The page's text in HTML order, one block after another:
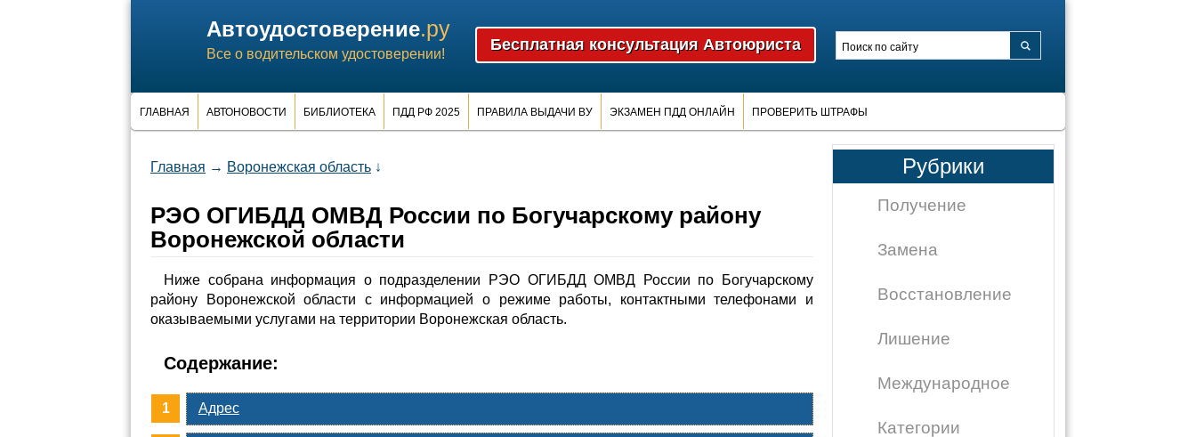
Автоудостоверение.ру
Все о водительском удостоверении!
ГЛАВНАЯ АВТОНОВОСТИ БИБЛИОТЕКА ПДД РФ 2025 ПРАВИЛА ВЫДАЧИ ВУ ЭКЗАМЕН ПДД ОНЛАЙН ПРОВЕРИТЬ ШТРАФЫ
Главная → Воронежская область ↓
РЭО ОГИБДД ОМВД России по Богучарскому району
Воронежской области
Ниже собрана информация о подразделении РЭО ОГИБДД ОМВД России по Богучарскому
району Воронежской области с информацией о режиме работы, контактными телефонами и
оказываемыми услугами на территории Воронежская область.
Содержание:
Адрес
Рубрики
Получение
Замена
Восстановление
Лишение
Международное
Категории